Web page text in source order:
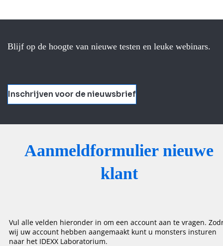
Blijf op de hoogte van nieuwe testen en leuke webinars.
Inschrijven voor de nieuwsbrief
Aanmeldformulier nieuwe
klant
Vul alle velden hieronder in om een account aan te vragen.
wij uw account hebben aangemaakt kunt u monsters insturen
naar het IDEXX Laboratorium.